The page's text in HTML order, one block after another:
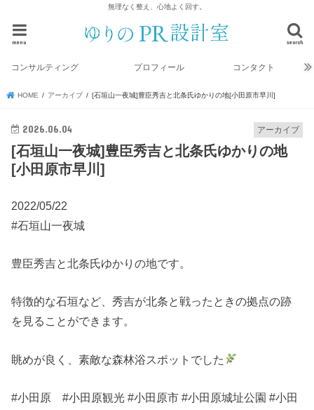
無理なく整え、心地よく回す。
search
menu
コンサルティング プロフィール コンタクト
HOME アーカイブ [石垣山一夜城]豊臣秀吉と北条氏ゆかりの地[小田原市早川]
アーカイブ
2026.06.04
[石垣山一夜城]豊臣秀吉と北条氏ゆかりの地
[小田原市早川]
2022/05/22
#石垣山一夜城
豊臣秀吉と北条氏ゆかりの地です。
特徴的な石垣など、秀吉が北条と戦ったときの拠点の跡
を見ることができます。
眺めが良く、素敵な森林浴スポットでした
#小田原 #小田原観光 #小田原市 #小田原城址公園 #小田